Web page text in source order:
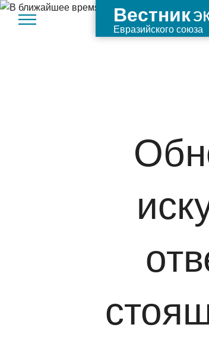
Вестник
Евразийского союза